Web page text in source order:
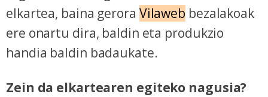
elkartea, baina gerora Vilaweb bezalakoak
ere onartu dira, baldin eta produkzio
handia baldin badaukate.
Zein da elkartearen egiteko nagusia?